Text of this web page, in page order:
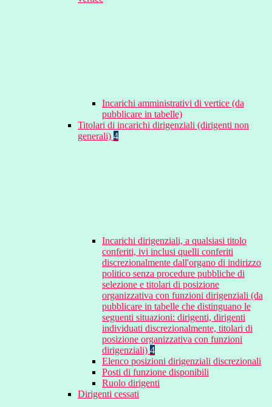
Incarichi amministrativi di vertice (da
pubblicare in tabelle)
Titolari di incarichi dirigenziali (dirigenti non
generali) 4
Incarichi dirigenziali, a qualsiasi titolo
conferiti, ivi inclusi quelli conferiti
discrezionalmente dall'organo di indirizzo
politico senza procedure pubbliche di
selezione e titolari di posizione
organizzativa con funzioni dirigenziali (da
pubblicare in tabelle che distinguano le
seguenti situazioni: dirigenti, dirigenti
individuati discrezionalmente, titolari di
posizione organizzativa con funzioni
dirigenziali) 4
Elenco posizioni dirigenziali discrezionali
Posti di funzione disponibili
Ruolo dirigenti
Dirigenti cessati